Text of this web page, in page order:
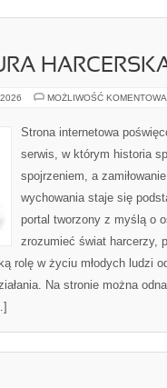
MOŻLIWOŚĆ
Strona internetowa
serwis, w którym historia
spojrzeniem, a
wychowania staje się
portal tworzony z myślą o
zrozumieć świat harcerzy,
rolę w życiu młodych ludzi
Na stronie można